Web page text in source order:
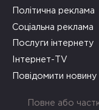
Політична реклама
Соціальна реклама
Послуги інтернету
Інтернет-TV
Повідомити новину
Повне або